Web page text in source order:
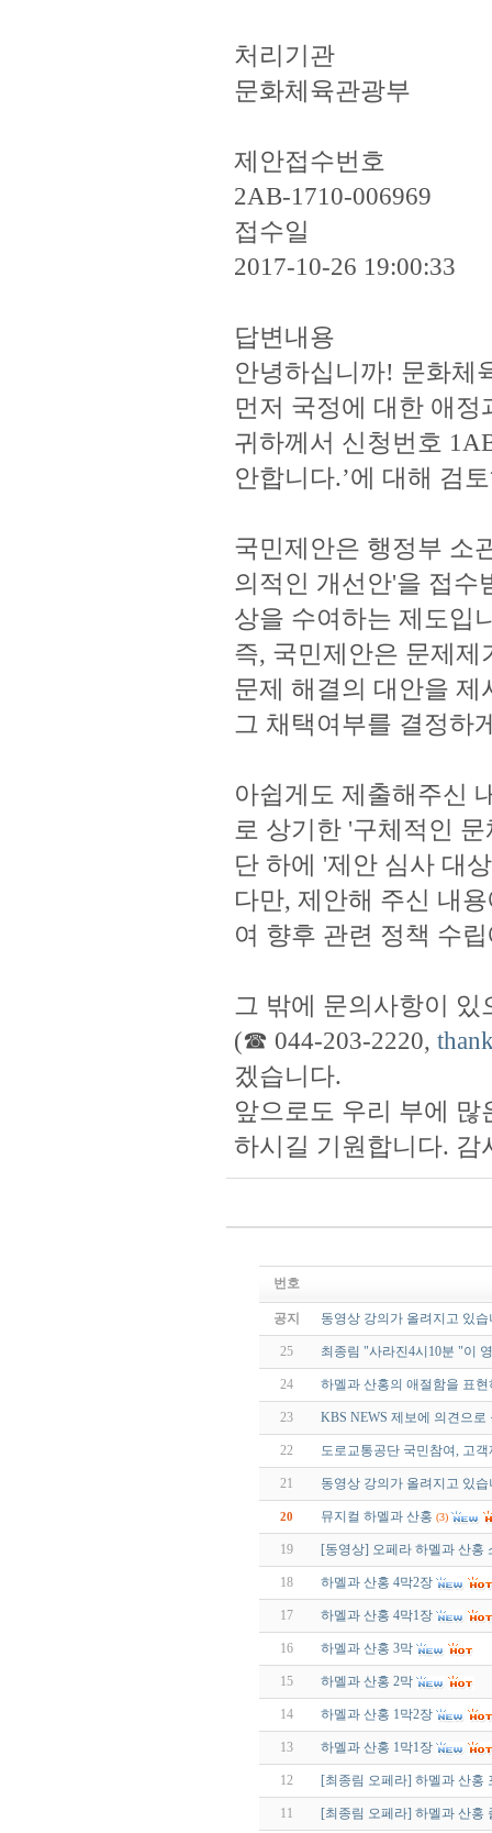
처리기관
문화체육관광부
제안접수번호
2AB-1710-006969
접수일
2017-10-26 19:00:33
답변내용
안녕하십니까! 문화체
먼저 국정에 대한 애
귀하께서 신청번호
안합니다.’에 대해 검
국민제안은 행정부 소
의적인 개선안'을 접수
상을 수여하는 제도입
즉, 국민제안은 문제
문제 해결의 대안을
그 채택여부를 결정하
아쉽게도 제출해주신
로 상기한 '구체적인
단 하에 '제안 심사 대
다만, 제안해 주신 내
여 향후 관련 정책 수
그 밖에 문의사항이
(☎ 044-203-2220,
겠습니다.
앞으로도 우리 부에
하시길 기원합니다. 감
번호
공지 동영상 강의가 올려지고 있습
25 최종림 "사라진4시10분 "이
24 하멜과 산홍의 애절함을 표현
23 KBS NEWS 제보에 의견으로
22 도로교통공단 국민참여, 고
21 동영상 강의가 올려지고 있습
20 뮤지컬 하멜과 산홍 (3)
19 [동영상] 오페라 하멜과 산홍
18 하멜과 산홍 4막2장
17 하멜과 산홍 4막1장
16 하멜과 산홍 3막
15 하멜과 산홍 2막
14 하멜과 산홍 1막2장
13 하멜과 산홍 1막1장
12 [최종림 오페라] 하멜과 산홍
11 [최종림 오페라] 하멜과 산홍